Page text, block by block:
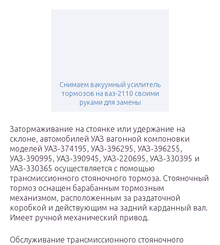
Снимаем вакуумный усилитель
тормозов на ваз-2110 своими
руками для замены
Затормаживание на стоянке или удержание на
склоне, автомобилей УАЗ вагонной компоновки
моделей УАЗ-374195, УАЗ-396295, УАЗ-396255,
УАЗ-390995, УАЗ-390945, УАЗ-220695, УАЗ-330395 и
УАЗ-330365 осуществляется с помощью
трансмиссионного стояночного тормоза. Стояночный
тормоз оснащен барабанным тормозным
механизмом, расположенным за раздаточной
коробкой и действующим на задний карданный вал.
Имеет ручной механический привод.
Обслуживание трансмиссионного стояночного